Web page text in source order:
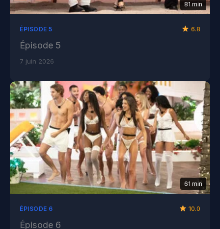
81 min
ÉPISODE 5 6.8
Épisode 5
7 juin 2026
61 min
ÉPISODE 6 10.0
Épisode 6